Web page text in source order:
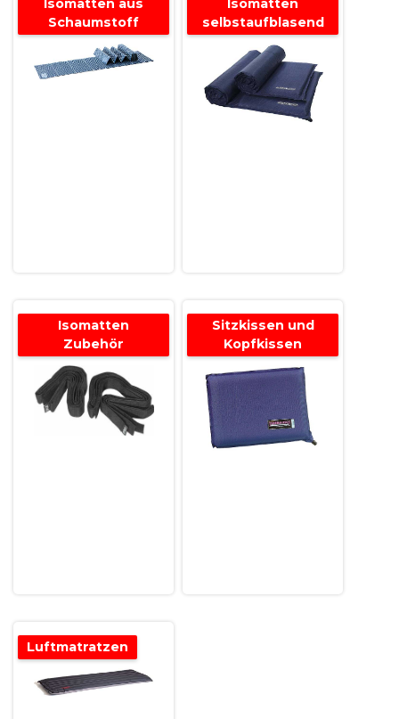
Isomatten aus
Schaumstoff
Isomatten
selbstaufblasend
Isomatten
Zubehör
Sitzkissen und
Kopfkissen
Luftmatratzen